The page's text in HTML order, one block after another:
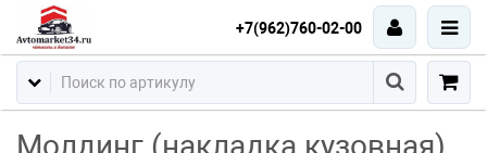
+7(962)760-02-00